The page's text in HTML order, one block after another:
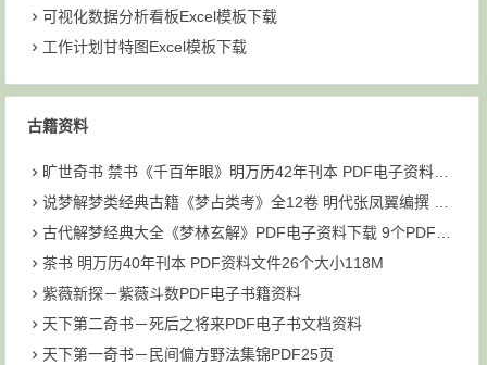
可视化数据分析看板Excel模板下载
工作计划甘特图Excel模板下载
古籍资料
旷世奇书 禁书《千百年眼》明万历42年刊本 PDF电子资料下载
说梦解梦类经典古籍《梦占类考》全12卷 明代张凤翼编撰 PDF共6个文件93M下载
古代解梦经典大全《梦林玄解》PDF电子资料下载 9个PDF文件 大小为211M
茶书 明万历40年刊本 PDF资料文件26个大小118M
紫薇新探－紫薇斗数PDF电子书籍资料
天下第二奇书－死后之将来PDF电子书文档资料
天下第一奇书－民间偏方野法集锦PDF25页